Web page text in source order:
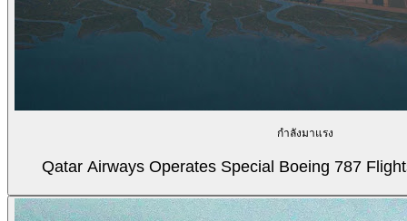
กำลังมาแรง
Qatar Airways Operates Special Boeing 787